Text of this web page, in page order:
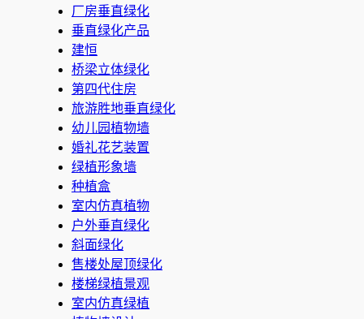
厂房垂直绿化
垂直绿化产品
建恒
桥梁立体绿化
第四代住房
旅游胜地垂直绿化
幼儿园植物墙
婚礼花艺装置
绿植形象墙
种植盒
室内仿真植物
户外垂直绿化
斜面绿化
售楼处屋顶绿化
楼梯绿植景观
室内仿真绿植